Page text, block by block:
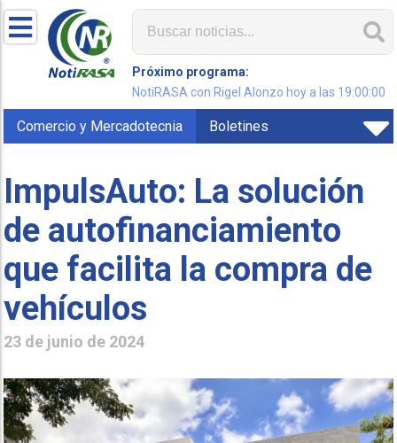
Próximo programa:
NotiRASA con Rigel Alonzo hoy a las 19:00:00
Comercio y Mercadotecnia Boletines
ImpulsAuto: La solución
de autofinanciamiento
que facilita la compra de
vehículos
23 de junio de 2024